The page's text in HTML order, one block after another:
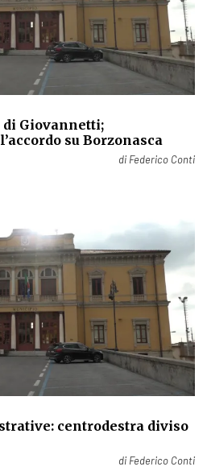
Giovannetti;
su Borzonasca
di Federico Conti
centrodestra diviso
di Federico Conti